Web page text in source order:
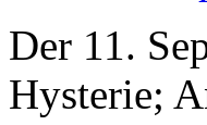
Der 11.
Hysterie;